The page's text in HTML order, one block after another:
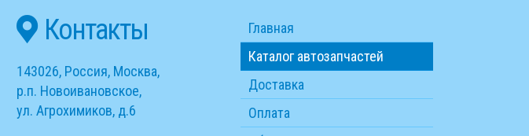
Контакты
143026, Россия, Москва,
р.п. Новоивановское,
ул. Агрохимиков, д.6
Главная
Каталог автозапчастей
Доставка
Оплата